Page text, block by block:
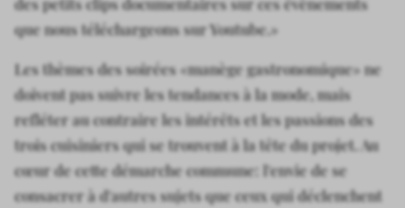
que nous téléchargeons sur Youtube.»
Les thèmes des soirées «manège gastronomique» ne
doivent pas suivre les tendances à la mode, mais
refléter au contraire les intérêts et les passions des
trois cuisiniers qui se trouvent à la tête du projet. Au
cœur de cette démarche commune: l'envie de se
consacrer à d'autres sujets que ceux qui déclenchent